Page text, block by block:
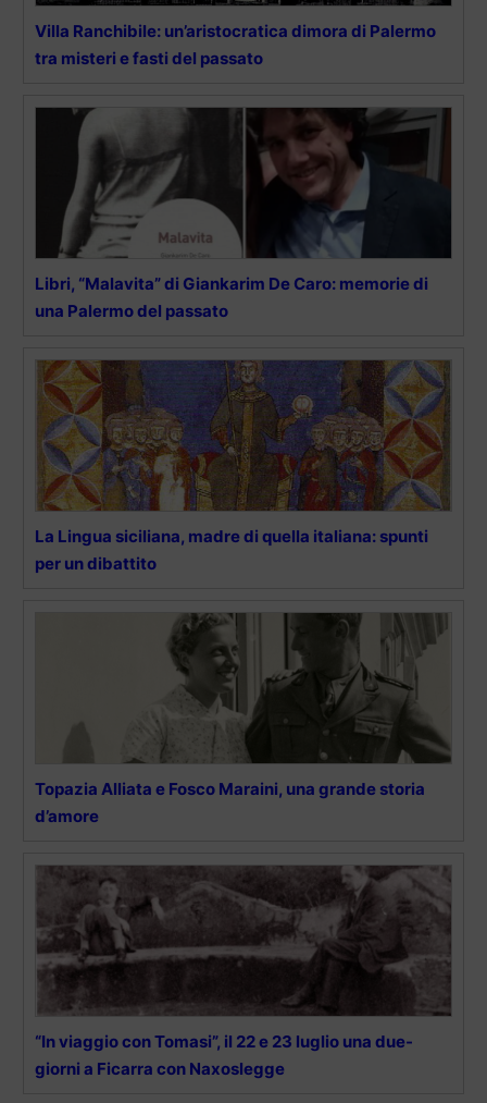
Villa Ranchibile: un’aristocratica dimora di Palermo
tra misteri e fasti del passato
Libri, “Malavita” di Giankarim De Caro: memorie di
una Palermo del passato
La Lingua siciliana, madre di quella italiana: spunti
per un dibattito
Topazia Alliata e Fosco Maraini, una grande storia
d’amore
“In viaggio con Tomasi”, il 22 e 23 luglio una due-
giorni a Ficarra con Naxoslegge